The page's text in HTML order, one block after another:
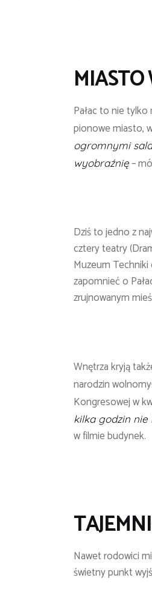
MIASTO
Pałac to nie
pionowe miasto,
ogromnymi
wyobraźnię–
Dziś to jedno z
cztery teatry
Muzeum Techniki
zapomnieć o
zrujnowanym
Wnętrza kryją
narodzin
Kongresowej w
kilka godzin nie
w filmie budynek.
Nawet rodowici
świetny punkt